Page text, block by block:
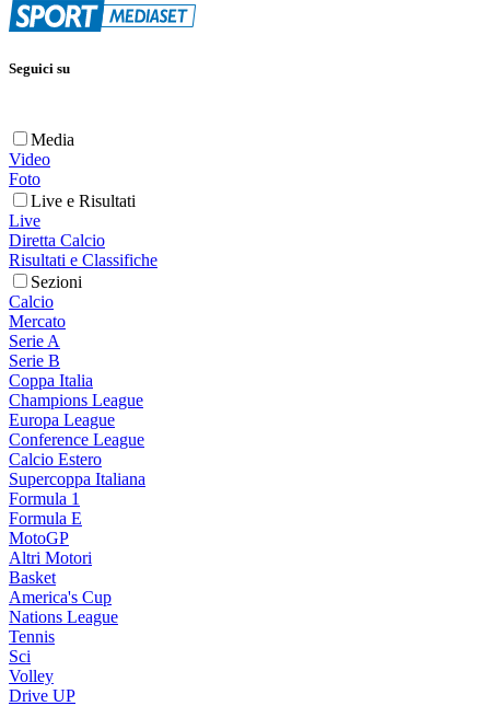
Seguici su
Media
Video
Foto
Live e Risultati
Live
Diretta Calcio
Risultati e Classifiche
Sezioni
Calcio
Mercato
Serie A
Serie B
Coppa Italia
Champions League
Europa League
Conference League
Calcio Estero
Supercoppa Italiana
Formula 1
Formula E
MotoGP
Altri Motori
Basket
America's Cup
Nations League
Tennis
Sci
Volley
Drive UP